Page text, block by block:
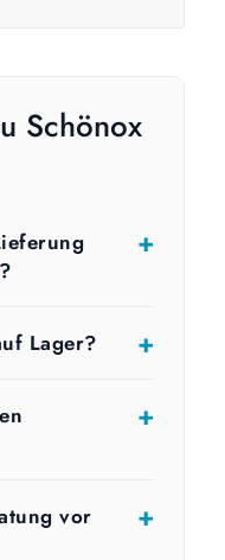
Schönox
Lager?
vor